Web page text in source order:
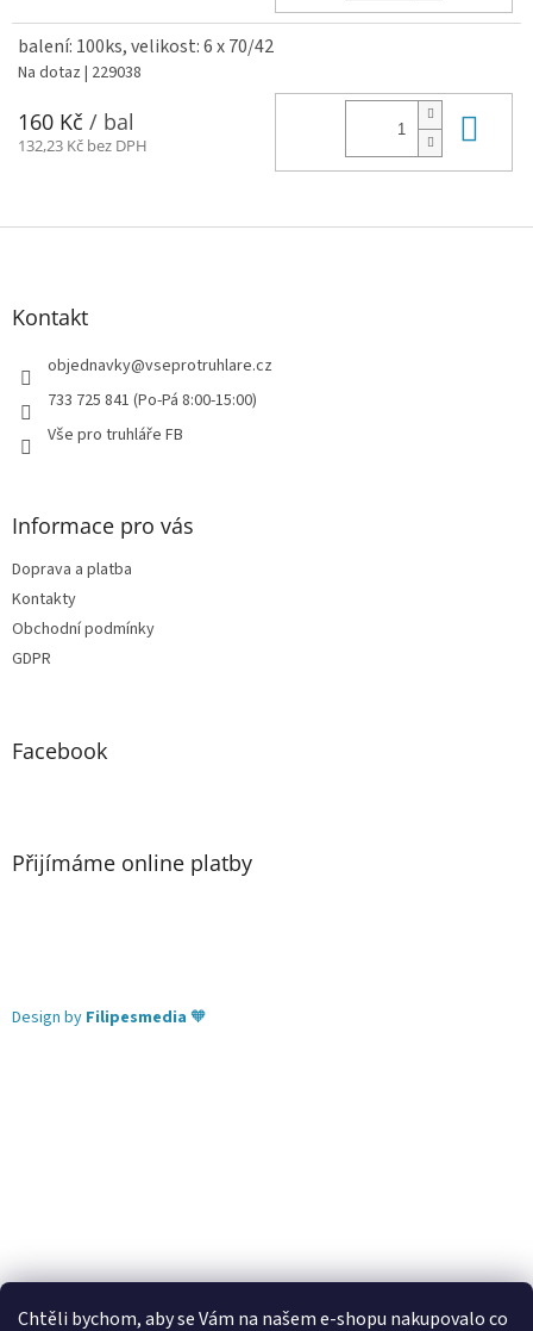
Chtěli bychom, aby se Vám na našem e-shopu nakupovalo co
balení: 100ks, velikost: 6 x 70/42
Na dotaz | 229038
160 Kč / bal
132,23 Kč bez DPH
Z
Kontakt
objednavky@vseprotruhlare.cz
733 725 841 (Po-Pá 8:00-15:00)
Vše pro truhláře FB
Informace pro vás
Doprava a platba
Kontakty
Obchodní podmínky
GDPR
Facebook
Přijímáme online platby
Design by Filipesmedia 🧡